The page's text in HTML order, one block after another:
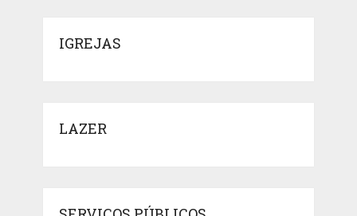
IGREJAS
LAZER